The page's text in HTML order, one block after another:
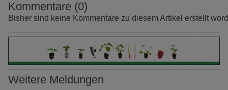
Kommentare (0)
Bisher sind keine Kommentare zu diesem Artikel erstellt
Weitere Meldungen